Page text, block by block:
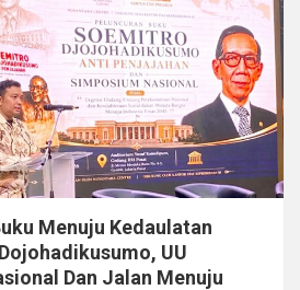
Menuju Kedaulatan
UU
Dan Jalan Menuju